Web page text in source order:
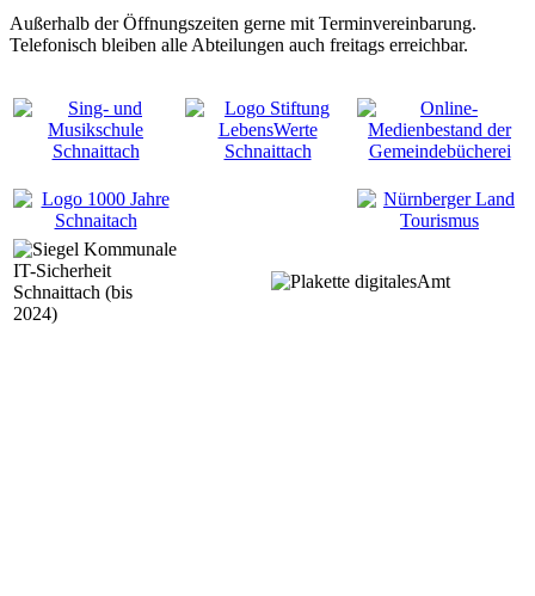
Außerhalb der Öffnungszeiten gerne mit Terminvereinbarung.
Telefonisch bleiben alle Abteilungen auch freitags erreichbar.